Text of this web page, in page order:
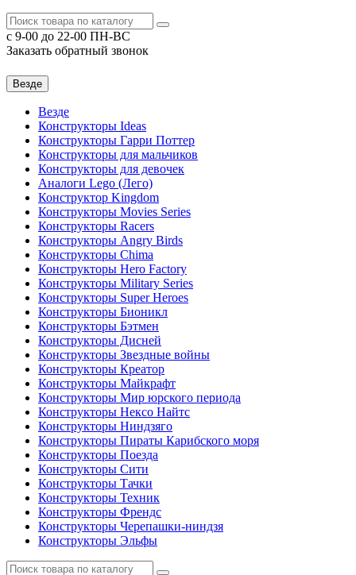
c 9-00 до 22-00 ПН-ВС
Заказать обратный звонок
Везде
Везде
Конструкторы Ideas
Конструкторы Гарри Поттер
Конструкторы для мальчиков
Конструкторы для девочек
Аналоги Lego (Лего)
Конструктор Kingdom
Конструкторы Movies Series
Конструкторы Racers
Конструкторы Angry Birds
Конструкторы Chima
Конструкторы Hero Factory
Конструкторы Military Series
Конструкторы Super Heroes
Конструкторы Бионикл
Конструкторы Бэтмен
Конструкторы Дисней
Конструкторы Звездные войны
Конструкторы Креатор
Конструкторы Майкрафт
Конструкторы Мир юрского периода
Конструкторы Нексо Найтс
Конструкторы Ниндзяго
Конструкторы Пираты Карибского моря
Конструкторы Поезда
Конструкторы Сити
Конструкторы Тачки
Конструкторы Техник
Конструкторы Френдс
Конструкторы Черепашки-ниндзя
Конструкторы Эльфы